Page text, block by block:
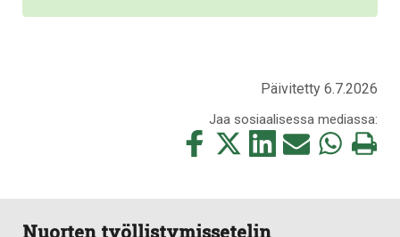
Päivitetty 6.7.2026
Jaa sosiaalisessa mediassa:
Jaa
Jaa
Jaa
Jaa
Jaa
Tulosta
Nuorten työllistymissetelin